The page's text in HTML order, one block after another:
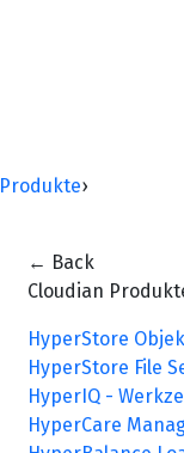
Produkte›
← Back
Cloudian
HyperStore
HyperStore File
HyperIQ -
HyperCare